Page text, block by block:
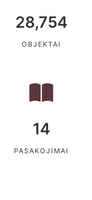
28,754
OBJEKTAI
14
PASAKOJIMAI